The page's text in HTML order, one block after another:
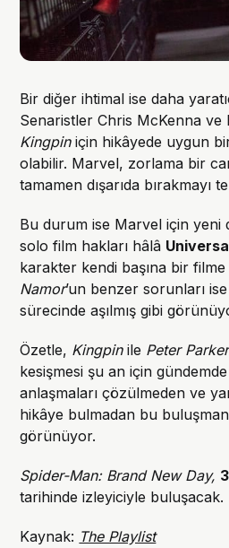
Bir diğer ihtimal ise daha
Senaristler Chris McKenna ve
Kingpiniçin hikâyede uygun
olabilir. Marvel, zorlama bir
tamamen dışarıda bırakmayı
Bu durum ise Marvel için yeni
solo film hakları hâlâ
karakter kendi başına bir
Namor’un benzer sorunları ise
sürecinde aşılmış gibi
Özetle, Kingpinile Peter Parker
kesişmesi şu an için
anlaşmaları çözülmeden ve
hikâye bulmadan bu
görünüyor.
Spider-Man: Brand New Day,
tarihinde izleyiciyle buluşacak.
Kaynak: The Playlist